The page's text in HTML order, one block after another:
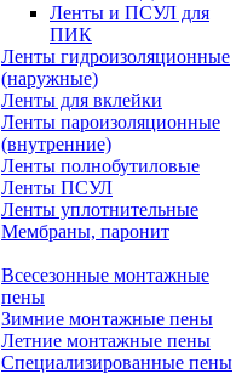
Ленты и ПСУЛ для
ПИК
Ленты гидроизоляционные
(наружные)
Ленты для вклейки
Ленты пароизоляционные
(внутренние)
Ленты полнобутиловые
Ленты ПСУЛ
Ленты уплотнительные
Мембраны, паронит
Всесезонные монтажные
пены
Зимние монтажные пены
Летние монтажные пены
Специализированные пены